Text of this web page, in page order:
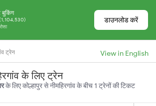
डाउनलोड करें
ट्रेन View in English
के लिए ट्रेन
के लिए कोल्हापुर से नीमहिरगांव के बीच 1 ट्रेनों की टिकट